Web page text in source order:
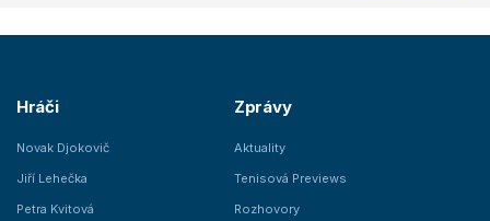
Hráči
Novak Djokovič
Jiří Lehečka
Petra Kvitová
Zprávy
Aktuality
Tenisová Previews
Rozhovory